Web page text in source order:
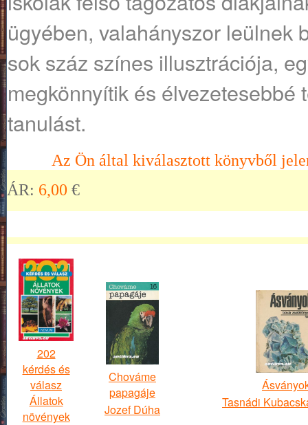
ügyében, valahányszor leülnek
sok száz színes illusztrációja,
megkönnyítik és élvezetesebbé
tanulást.
Az Ön által kiválasztott könyvből
ÁR: 6,00 €
202
kérdés és
válasz
Állatok
növények
Chováme
papagáje
Jozef Dúha
Tasnádi